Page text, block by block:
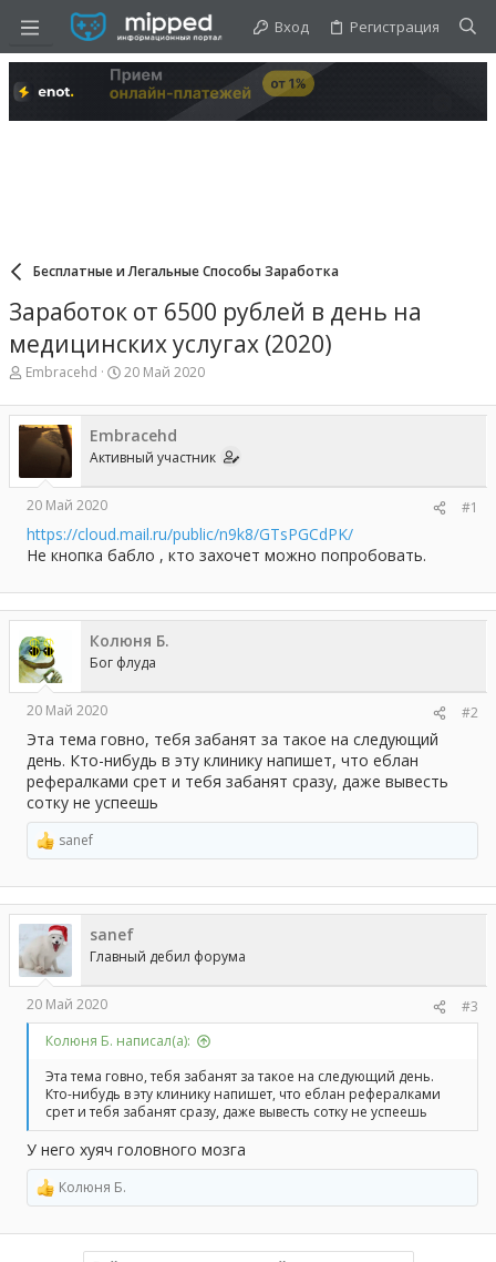
Вход Регистрация
Бесплатные и Легальные Способы Заработка
Заработок от 6500 рублей в день на
медицинских услугах (2020)
А
т
о
е
ы
Embracehd
Д
т
н
а
а
20 Май 2020
Embracehd
Активный участник
20 Май 2020 #1
https://cloud.mail.ru/public/n9k8/GTsPGCdPK/
Не кнопка бабло , кто захочет можно попробовать.
Колюня Б.
Бог флуда
20 Май 2020 #2
Эта тема говно, тебя забанят за такое на следующий
день. Кто-нибудь в эту клинику напишет, что еблан
рефералками срет и тебя забанят сразу, даже вывесть
сотку не успеешь
Р
е
а
к
ц
и
и
:
sanef
sanef
Главный дебил форума
20 Май 2020
#3
Колюня Б. написал(а):
Эта тема говно, тебя забанят за такое на следующий день.
Кто-нибудь в эту клинику напишет, что еблан рефералками
срет и тебя забанят сразу, даже вывесть сотку не успеешь
У него хуяч головного мозга
Р
е
а
Колюня Б.